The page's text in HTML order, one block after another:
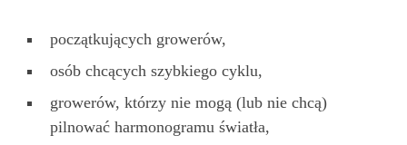
początkujących growerów,
osób chcących szybkiego cyklu,
growerów, którzy nie mogą (lub nie chcą)
pilnować harmonogramu światła,